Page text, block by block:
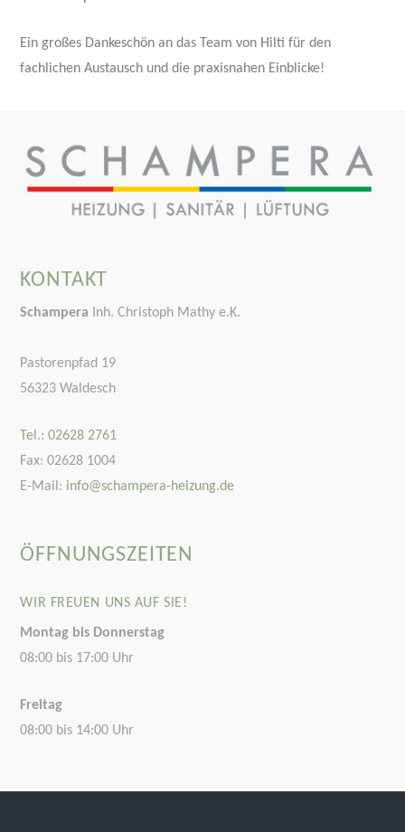
Ein großes Dankeschön an das Team von Hilti für den
fachlichen Austausch und die praxisnahen Einblicke!
KONTAKT
Schampera Inh. Christoph Mathy e.K.
Pastorenpfad 19
56323 Waldesch
Tel.: 02628 2761
Fax: 02628 1004
E-Mail: info@schampera-heizung.de
ÖFFNUNGSZEITEN
WIR FREUEN UNS AUF SIE!
Montag bis Donnerstag
08:00 bis 17:00 Uhr
Freitag
08:00 bis 14:00 Uhr